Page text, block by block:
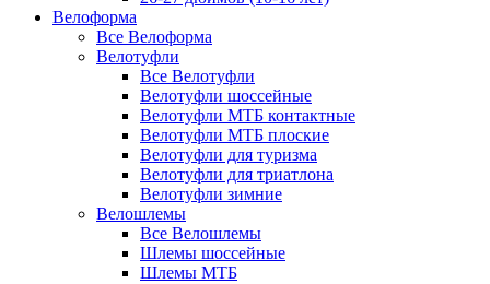
Велоформа
Все Велоформа
Велотуфли
Все Велотуфли
Велотуфли шоссейные
Велотуфли МТБ контактные
Велотуфли МТБ плоские
Велотуфли для туризма
Велотуфли для триатлона
Велотуфли зимние
Велошлемы
Все Велошлемы
Шлемы шоссейные
Шлемы МТБ